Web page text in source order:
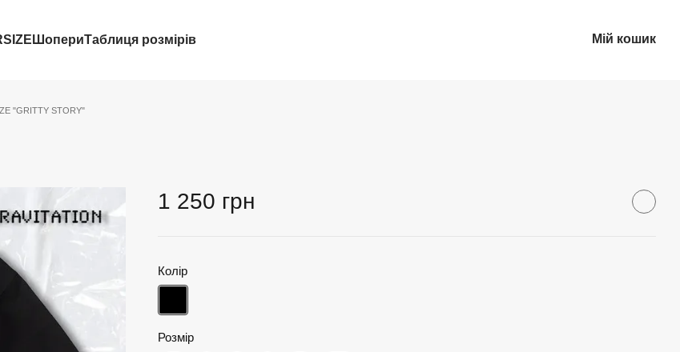
ШопериТаблиця розмірів Мій кошик
"GRITTY STORY"
1 250 грн
Колір
Розмір